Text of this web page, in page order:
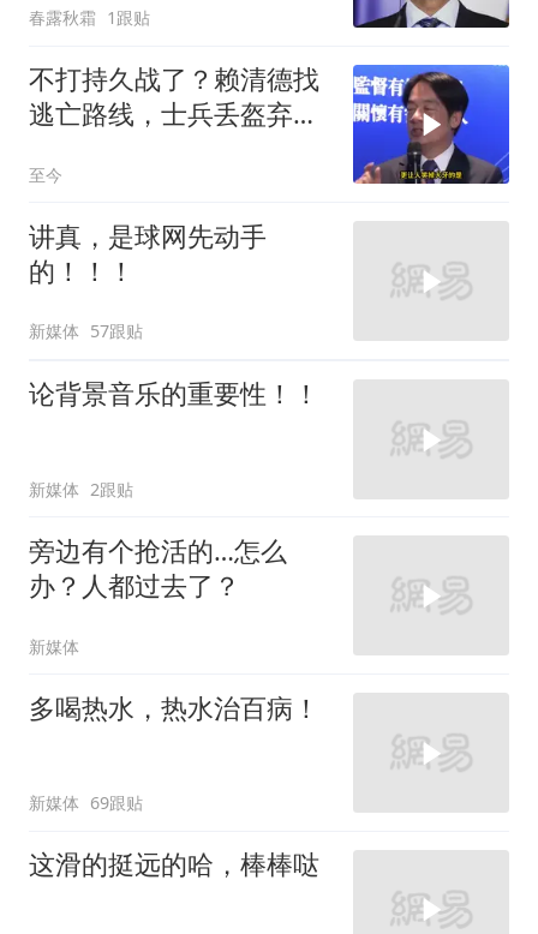
春露秋霜 1跟贴
不打持久战了？赖清德找
逃亡路线，士兵丢盔弃
至今
讲真，是球网先动手
的！！！
新媒体 57跟贴
论背景音乐的重要性！！
新媒体 2跟贴
旁边有个抢活的…怎么
办？人都过去了？
新媒体
多喝热水，热水治百病！
新媒体 69跟贴
这滑的挺远的哈，棒棒哒